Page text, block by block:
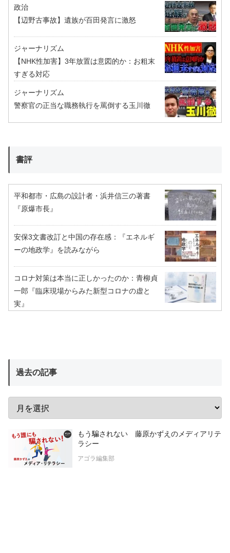
政治
【辺野古事故】遺族が百田発言に激怒
ジャーナリズム
【NHK性加害】3年放置は意図的か：お粗末
すぎる対応
ジャーナリズム
警察官の正当な職務執行を罵倒する玉川徹
書評
平和都市・広島の設計者・浜井信三の著書
『原爆市長』
安保3文書改訂と中国の存在感：『エネルギ
ーの地政学』を読みながら
コロナ対策は本当に正しかったのか：青柳貞
一郎『臨床現場からみた新型コロナの虚と
実』
過去の記事
もう騙されない 藤原かずえのメディアリテ
ラシー
アゴラ編集部